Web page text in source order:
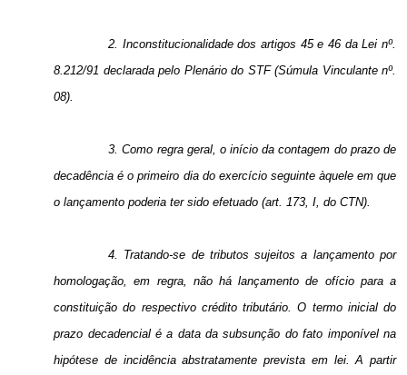
2. Inconstitucionalidade dos artigos 45 e 46 da Lei nº.
8.212/91 declarada pelo Plenário do STF (Súmula Vinculante nº.
08).
3. Como regra geral, o início da contagem do prazo de
decadência é o primeiro dia do exercício seguinte àquele em que
o lançamento poderia ter sido efetuado (art. 173, I, do CTN).
4. Tratando-se de tributos sujeitos a lançamento por
homologação, em regra, não há lançamento de ofício para a
constituição do respectivo crédito tributário. O termo inicial do
prazo decadencial é a data da subsunção do fato imponível na
hipótese de incidência abstratamente prevista em lei. A partir